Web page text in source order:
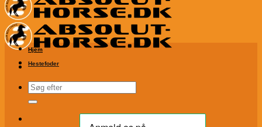
Søg
efter:
Hjem
Hestefoder